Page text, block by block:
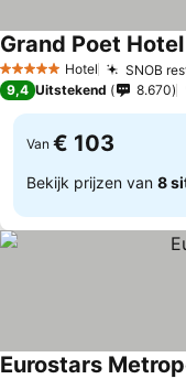
5 Sterren Hotel SNOB
Grand Poet
9,4 Uitstekend 8.670
Van € 103
Bekijk prijzen van 8
Eurostars